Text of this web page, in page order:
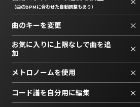
（曲のBPMに合わせた自動調整もあり）
曲のキーを変更 ×
お気に入りに上限なしで曲を追
加
×
メトロノームを使用 ×
コード譜を自分用に編集 ×